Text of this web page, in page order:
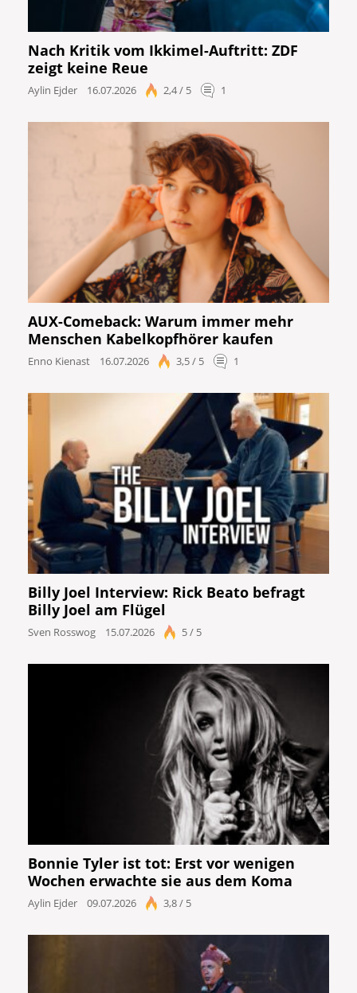
Nach Kritik vom Ikkimel-Auftritt: ZDF
zeigt keine Reue
Aylin Ejder 16.07.2026 2,4 / 5 1
AUX-Comeback: Warum immer mehr
Menschen Kabelkopfhörer kaufen
Enno Kienast 16.07.2026 3,5 / 5 1
Billy Joel Interview: Rick Beato befragt
Billy Joel am Flügel
Sven Rosswog 15.07.2026 5 / 5
Bonnie Tyler ist tot: Erst vor wenigen
Wochen erwachte sie aus dem Koma
Aylin Ejder 09.07.2026 3,8 / 5